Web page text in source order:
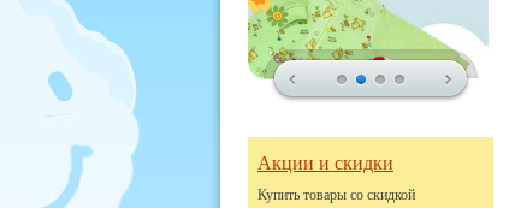
Акции и скидки
Купить товары со скидкой